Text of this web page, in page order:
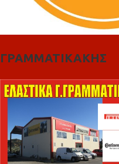
ΓΡΑΜΜΑΤΙΚΑΚΗΣ